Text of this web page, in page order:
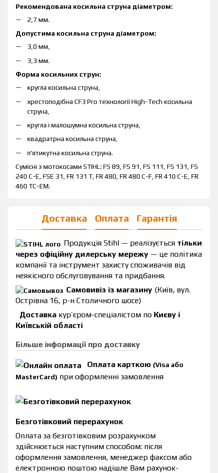
Рекомендована косильна струна діаметром:
2,7 мм.
Допустима косильна струна діаметром:
3,0 мм,
3,3 мм.
Форма косильних струн:
кругла косильна струна,
хрестоподібна CF3 Pro технології High-Tech косильна
струна,
кругла і малошумна косильна струна,
квадратрна косильна струна,
п'ятикутна косильна струна.
Сумісні з мотокосами STIHL: FS 89, FS 91, FS 111, FS 131, FS
240 C-E, FSE 31, FR 131 T, FR 480, FR 480 C-F, FR 410 C-E, FR
460 TC-EM.
Доставка Оплата Гарантія
Продукція Stihl — реалізується тільки
через офіційну дилерську мережу — це політика
компанії та інструмент захисту споживачів від
неякісного обслуговування та придбання.
Самовивіз із магазину (Київ, вул.
Острівна 16, р-н Столичного шосе)
Доставка кур’єром-спеціалістом по Києву і
Київській області
Більше інформації про доставку
Оплата карткою (Visa або
MasterCard) при оформленні замовлення
Безготівковий перерахунок
Оплата за безготівковим розрахунком
здійснюється наступним способом: після
оформлення замовлення, менеджер факсом або
електронною поштою надішле Вам рахунок-